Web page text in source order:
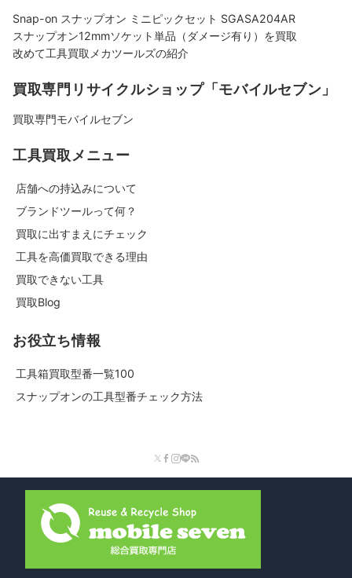
Snap-on スナップオン ミニピックセット SGASA204AR
スナップオン12mmソケット単品（ダメージ有り）を買取
改めて工具買取メカツールズの紹介
買取専門リサイクルショップ「モバイルセブン」
買取専門モバイルセブン
工具買取メニュー
店舗への持込みについて
ブランドツールって何？
買取に出すまえにチェック
工具を高価買取できる理由
買取できない工具
買取Blog
お役立ち情報
工具箱買取型番一覧100
スナップオンの工具型番チェック方法